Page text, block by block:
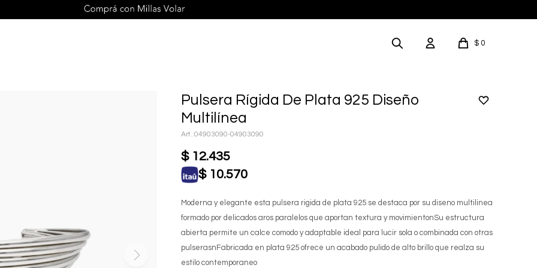
$ 0
Pulsera Rígida De Plata 925 Diseño
Multilínea
04903090-04903090
$ 12.435
$ 10.570
Moderna y elegante esta pulsera rigida de plata 925 se destaca por su diseno multilinea
formado por delicados aros paralelos que aportan textura y movimientonSu estructura
abierta permite un calce comodo y adaptable ideal para lucir sola o combinada con otras
pulserasnFabricada en plata 925 ofrece un acabado pulido de alto brillo que realza su
estilo contemporaneo